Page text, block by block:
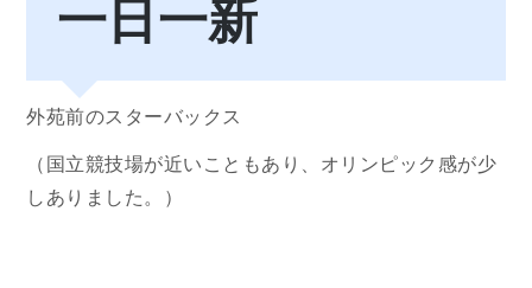
一日一新
外苑前のスターバックス
（国立競技場が近いこともあり、オリンピック感が少
しありました。）